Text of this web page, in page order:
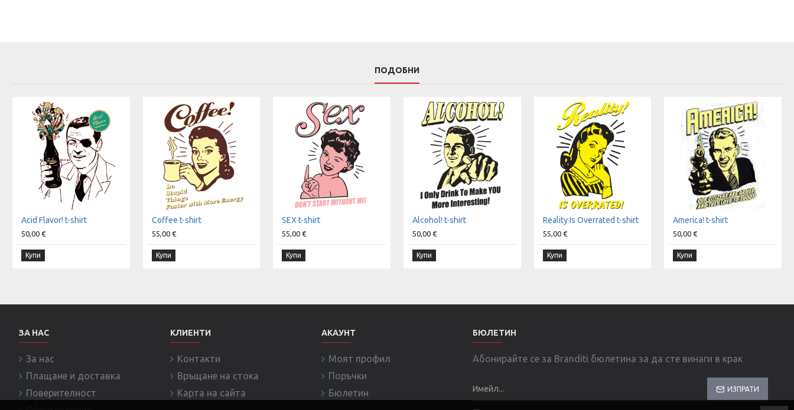
ПОДОБНИ
Acid Flavor! t-shirt
50,00 €
Купи
Coffee t-shirt
55,00 €
Купи
SEX t-shirt
55,00 €
Купи
Alcohol! t-shirt
50,00 €
Купи
Reality Is Overrated t-shirt
55,00 €
Купи
America! t-shirt
50,00 €
Купи
ЗА НАС
За нас
Плащане и доставка
Поверителност
КЛИЕНТИ
Контакти
Връщане на стока
Карта на сайта
АКАУНТ
Моят профил
Поръчки
Бюлетин
БЮЛЕТИН
Абонирайте се за Branditi бюлетина за да сте винаги в крак
ИЗПРАТИ